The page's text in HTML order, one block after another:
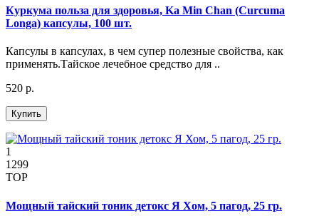
Куркума польза для здоровья, Ka Min Chan (Curcuma
Longa) капсулы, 100 шт.
Капсулы в капсулах, в чем супер полезные свойства, как
применять.Тайское лечебное средство для ..
520 р.
Купить
1
1299
TOP
Мощный тайский тоник детокс Я Хом, 5 пагод, 25 гр.